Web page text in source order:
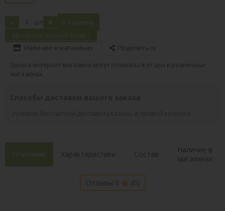
- шт + В корзину
Не нашли нужный товар?
Наличие в магазинах Поделиться
Цены в интернет-магазине могут отличаться от цен в розничных
магазинах.
Описание Характеристики Состав
Наличие в
магазинах
Отзывы 0 (0)